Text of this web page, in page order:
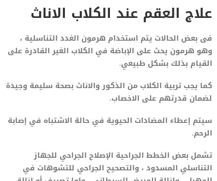
علاج العقم عند الكلاب الاناث
فى بعض الحالات يتم استخدام هرمون الغدد التناسلية ،
وهو هرمون يحث على الإباضة في الكلاب الغير القادرة على
القيام بذلك بشكل طبيعي.
كما يجب تربية الكلاب من الذكور والاناث بصحة سليمة وجيدة
لضمان قدرتهم على الاخصاب.
سيتم إعطاء المضادات الحيوية في حالة الاشتباه في إصابة
الرحم.
تشمل بعض الخطط الجراحية الإصلاح الجراحي للجهاز
التناسلي المسدود ، والتصحيح الجراحي للتشوهات في